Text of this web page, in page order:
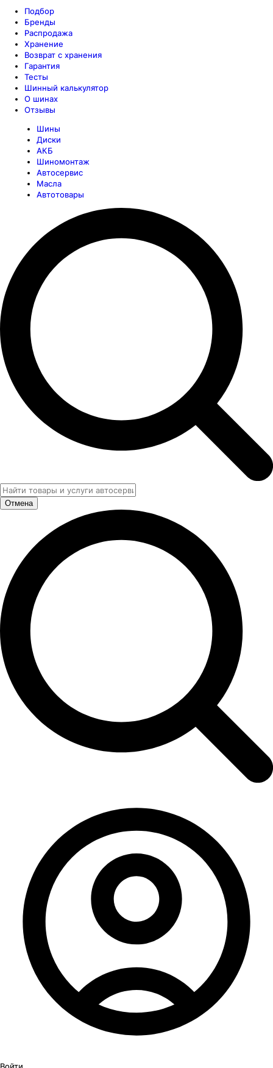
Подбор
Бренды
Распродажа
Хранение
Возврат с хранения
Гарантия
Тесты
Шинный калькулятор
О шинах
Отзывы
Шины
Диски
АКБ
Шиномонтаж
Автосервис
Масла
Автотовары
Отмена